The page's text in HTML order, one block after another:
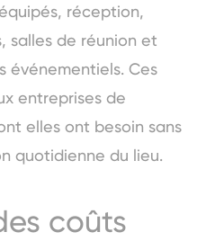
réception,
salles de réunion et
événementiels. Ces
entreprises de
elles ont besoin sans
quotidienne du lieu.
coûts